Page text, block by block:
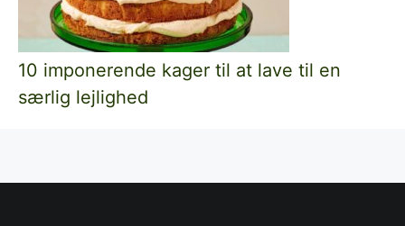
10 imponerende kager til at lave til en
særlig lejlighed